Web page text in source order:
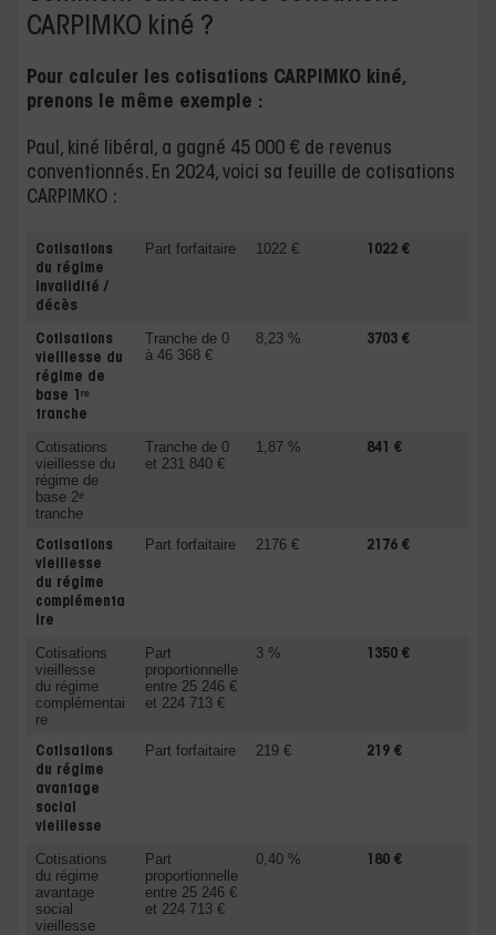
CARPIMKO kiné ?
Pour calculer les cotisations CARPIMKO kiné,
prenons le même exemple :
Paul, kiné libéral, a gagné 45 000 € de revenus
conventionnés. En 2024, voici sa feuille de cotisations
CARPIMKO :
Cotisations
du régime
invalidité /
décès
Part forfaitaire 1022 € 1022 €
Cotisations
vieillesse du
régime de
base 1ʳᵉ
tranche
Tranche de 0
à 46 368 €
8,23 % 3703 €
Cotisations
vieillesse du
régime de
base 2ᵉ
tranche
Tranche de 0
et 231 840 €
1,87 % 841 €
Cotisations
vieillesse
du régime
complémenta
ire
Part forfaitaire 2176 € 2176 €
Cotisations
vieillesse
du régime
complémentai
re
Part
proportionnelle
entre 25 246 €
et 224 713 €
3 % 1350 €
Cotisations
du régime
avantage
social
vieillesse
Part forfaitaire 219 € 219 €
Cotisations
du régime
avantage
social
vieillesse
Part
proportionnelle
entre 25 246 €
et 224 713 €
0,40 % 180 €